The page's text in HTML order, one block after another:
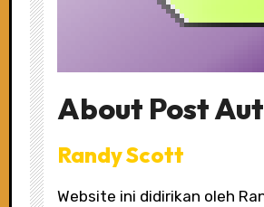
About Post
Randy Scott
Website ini didirikan oleh